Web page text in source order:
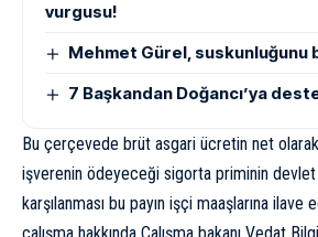
vurgusu!
Mehmet Gürel, suskunluğunu
7 Başkandan Doğancı’ya
Bu çerçevede brüt asgari ücretin net
işverenin ödeyeceği sigorta priminin devlet
karşılanması bu payın işçi maaşlarına ilave